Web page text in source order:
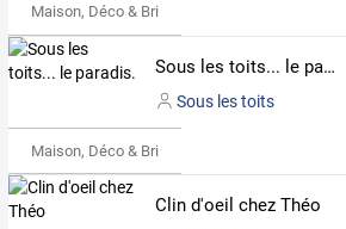
Maison, Déco & Bricolage
Sous les toits... le paradis.
Sous les toits
Maison, Déco & Bricolage
Clin d'oeil chez Théo